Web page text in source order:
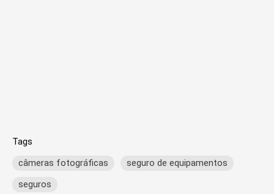
Tags
câmeras fotográficas
seguro de equipamentos
seguros